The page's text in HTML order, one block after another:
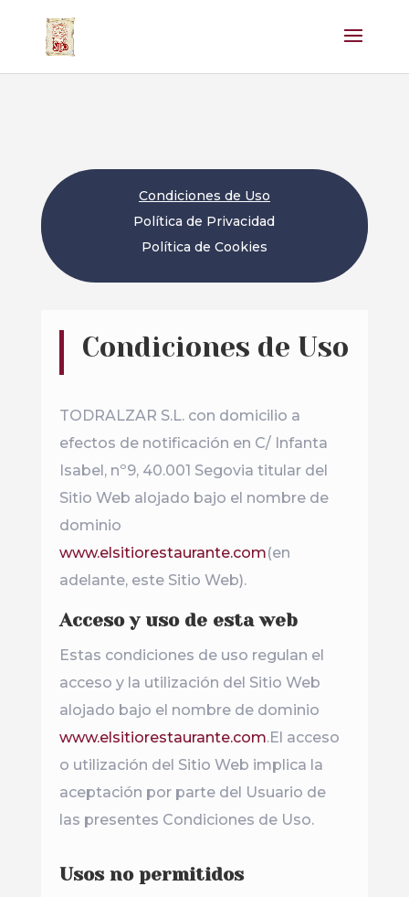
Condiciones de Uso
Política de Privacidad
Política de Cookies
Condiciones de Uso
TODRALZAR S.L. con domicilio a
efectos de notificación en C/ Infanta
Isabel, nº9, 40.001 Segovia titular del
Sitio Web alojado bajo el nombre de
dominio
www.elsitiorestaurante.com(en
adelante, este Sitio Web).
Acceso y uso de esta web
Estas condiciones de uso regulan el
acceso y la utilización del Sitio Web
alojado bajo el nombre de dominio
www.elsitiorestaurante.com.El acceso
o utilización del Sitio Web implica la
aceptación por parte del Usuario de
las presentes Condiciones de Uso.
Usos no permitidos